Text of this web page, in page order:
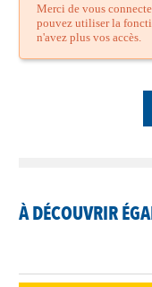
Merci de vous
pouvez utiliser la
n'avez plus vos accès.
À DÉCOUVRIR